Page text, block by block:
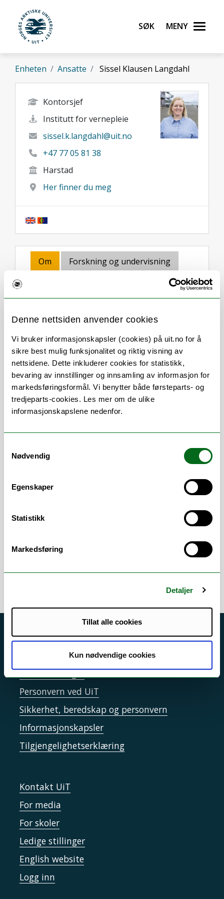
Denne nettsiden anvender cookies
Vi bruker informasjonskapsler (cookies) på uit.no for å
sikre best mulig funksjonalitet og riktig visning av
nettsidene. Dette inkluderer cookies for statistikk,
bevaring av innstillinger og innsamling av informasjon for
markedsføringsformål. Vi benytter både førsteparts- og
tredjeparts-cookies. Les mer om de ulike
informasjonskapslene nedenfor.
Nødvendig
Egenskaper
Statistikk
Markedsføring
Detaljer
Tillat alle cookies
Kun nødvendige cookies
Gå til hovedinnhold
UiT Norges arktiske universitet
Søk Meny
Enheten Ansatte Sissel Klausen Langdahl
Kontorsjef
Institutt for vernepleie
sissel.k.langdahl@uit.no
+47 77 05 81 38
Harstad
Her finner du meg
Om
Forskning og undervisning
Stillingsbeskrivelse
daglig ledelse av
instituttadministrasjonen ved Institutt
for vernepleie
lederstøtte
HMS
økonomi/budsjett
Arbeidsområder
Administrativ ledelse
Studieadministrasjon
Akutt hjelp
Driftsmeldinger
Personvern ved UiT
Sikkerhet, beredskap og personvern
Informasjonskapsler
Tilgjengelighetserklæring
Kontakt UiT
For media
For skoler
Ledige stillinger
English website
Logg inn